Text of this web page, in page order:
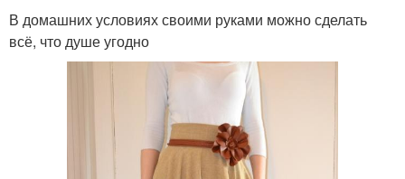
В домашних условиях своими руками можно сделать
всё, что душе угодно